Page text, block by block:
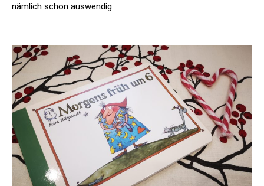
nämlich schon auswendig.